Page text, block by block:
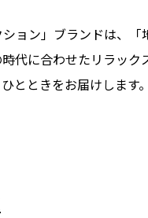
ョン」ブランドは、
代に合わせたリラッ
とときをお届けします。